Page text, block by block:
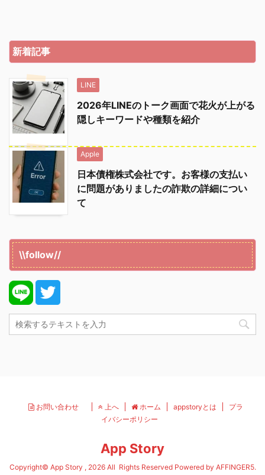
新着記事
LINE
2026年LINEのトーク画面で花火が上がる
隠しキーワードや種類を紹介
Apple
日本債権株式会社です。お客様の支払い
に問題がありましたの詐欺の詳細につい
て
\\follow//
お問い合わせ 上へ ホーム appstoryとは
プラ
イバシーポリシー
App Story
Copyright© App Story , 2026 All Rights Reserved Powered by AFFINGER5.